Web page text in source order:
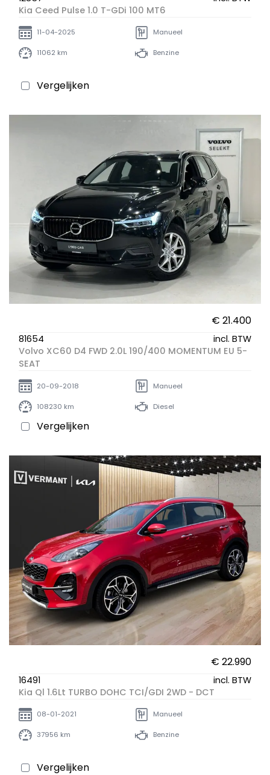
Kia Ceed Pulse 1.0 T-GDi 100 MT6
11-04-2025 Manueel
11062 km Benzine
Vergelijken
€ 21.400
81654
incl. BTW
Volvo XC60 D4 FWD 2.0L 190/400 MOMENTUM EU 5-
SEAT
20-09-2018 Manueel
108230 km Diesel
Vergelijken
€ 22.990
16491
incl. BTW
Kia Ql 1.6Lt TURBO DOHC TCI/GDI 2WD - DCT
08-01-2021 Manueel
37956 km Benzine
Vergelijken